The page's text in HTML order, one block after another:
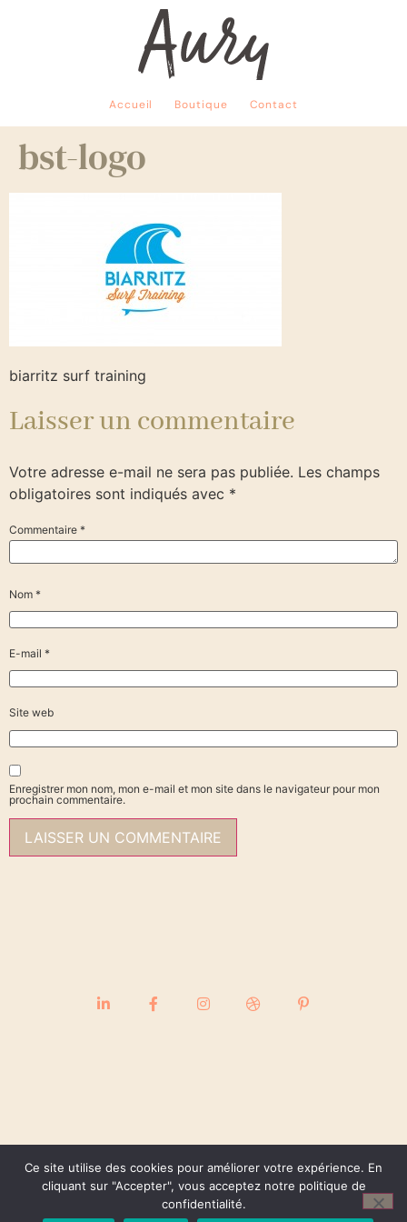
Accueil Boutique Contact
bst-logo
biarritz surf training
Laisser un commentaire
Votre adresse e-mail ne sera pas publiée. Les champs
obligatoires sont indiqués avec *
Commentaire *
Nom *
E-mail *
Site web
Enregistrer mon nom, mon e-mail et mon site dans le navigateur pour mon
prochain commentaire.
Ce site utilise des cookies pour améliorer votre expérience. En
cliquant sur "Accepter", vous acceptez notre politique de
confidentialité.